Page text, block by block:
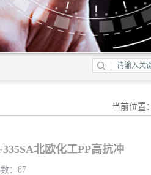
当前位置：
北欧化工PP高抗冲
：87